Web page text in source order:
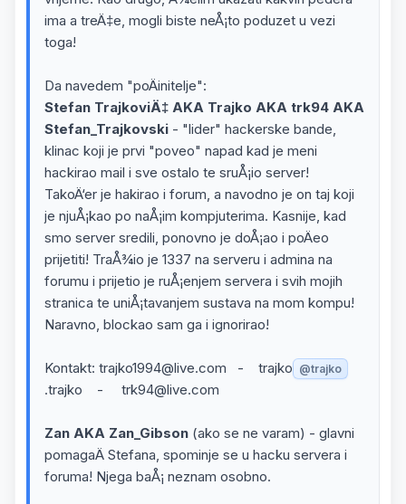
ima a treÄ‡e, mogli biste neÅ¡to poduzet u vezi
toga!
Da navedem "poÄinitelje":
Stefan TrajkoviÄ‡ AKA Trajko AKA trk94 AKA
Stefan_Trajkovski - "lider" hackerske bande,
klinac koji je prvi "poveo" napad kad je meni
hackirao mail i sve ostalo te sruÅ¡io server!
TakoÄ‘er je hakirao i forum, a navodno je on taj koji
je njuÅ¡kao po naÅ¡im kompjuterima. Kasnije, kad
smo server sredili, ponovno je doÅ¡ao i poÄeo
prijetiti! TraÅ¾io je 1337 na serveru i admina na
forumu i prijetio je ruÅ¡enjem servera i svih mojih
stranica te uniÅ¡tavanjem sustava na mom kompu!
Naravno, blockao sam ga i ignorirao!
Kontakt: trajko1994@live.com - trajko @trajko
.trajko - trk94@live.com
Zan AKA Zan_Gibson (ako se ne varam) - glavni
pomagaÄ Stefana, spominje se u hacku servera i
foruma! Njega baÅ¡ neznam osobno.